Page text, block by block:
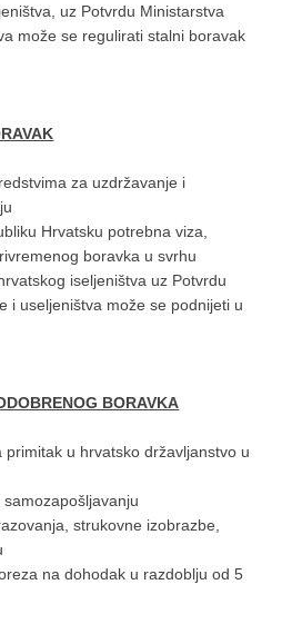
uz Potvrdu Ministarstva
može se regulirati stalni boravak
za uzdržavanje i
Hrvatsku potrebna viza,
boravka u svrhu
iseljeništva uz Potvrdu
i useljeništva može se podnijeti u
BORAVKA
primitak u hrvatsko državljanstvo u
strukovne izobrazbe,
na dohodak u razdoblju od 5